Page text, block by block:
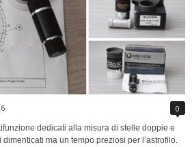
0
dedicati alla misura di stelle doppie e
ma un tempo preziosi per l’astrofilo.